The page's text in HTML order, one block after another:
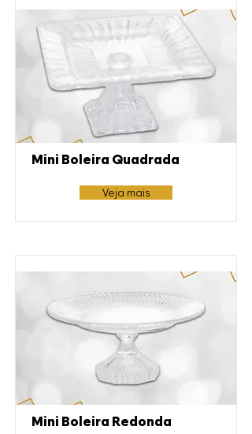
Mini Boleira Quadrada
Veja mais
Mini Boleira Redonda